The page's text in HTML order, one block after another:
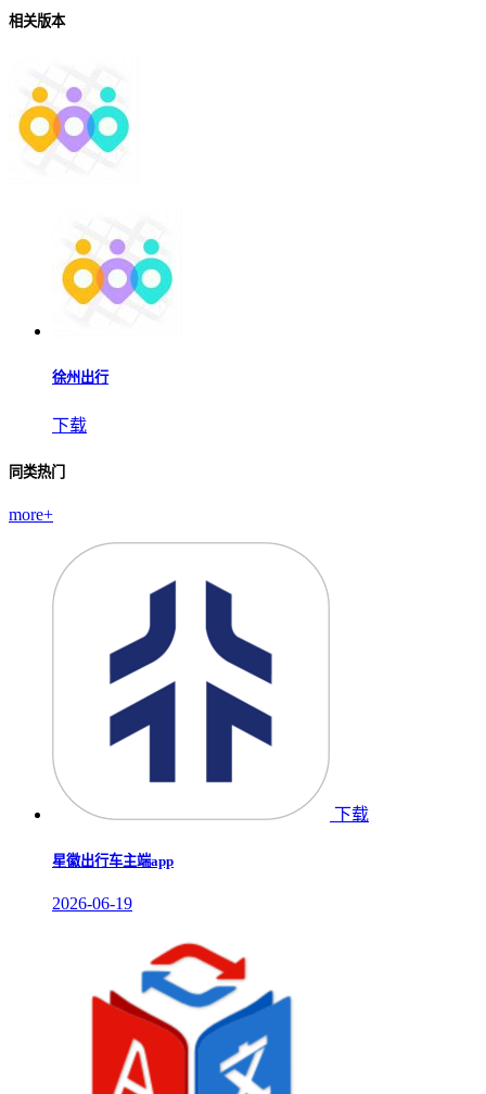
相关版本
徐州出行
下载
同类热门
more+
下载
星徽出行车主端app
2026-06-19